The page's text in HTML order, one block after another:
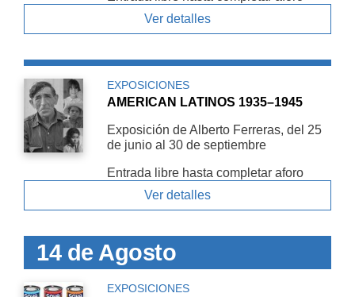
Ver detalles
EXPOSICIONES
AMERICAN LATINOS 1935–1945
Exposición de Alberto Ferreras, del 25
de junio al 30 de septiembre
Entrada libre hasta completar aforo
Ver detalles
14 de Agosto
EXPOSICIONES